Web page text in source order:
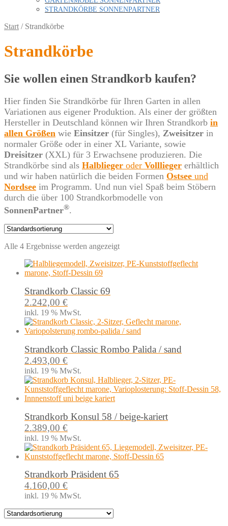
STRANDKÖRBE SONNENPARTNER
Start / Strandkörbe
Strandkörbe
Sie wollen einen Strandkorb kaufen?
Hier finden Sie Strandkörbe für Ihren Garten in allen
Variationen aus eigener Produktion. Als einer der größten
Hersteller in Deutschland können wir Ihren Strandkorb in
allen Größen wie Einsitzer (für Singles), Zweisitzer in
normaler Größe oder in einer XL Variante, sowie
Dreisitzer (XXL) für 3 Erwachsene produzieren. Die
Strandkörbe sind als Halblieger oder Volllieger erhältlich
und wir haben natürlich die beiden Formen Ostsee und
Nordsee im Programm. Und nun viel Spaß beim Stöbern
durch die über 100 Strandkorbmodelle von
SonnenPartner®.
Alle 4 Ergebnisse werden angezeigt
Strandkorb Classic 69
2.242,00 €
inkl. 19 % MwSt.
Strandkorb Classic Rombo Palida / sand
2.493,00 €
inkl. 19 % MwSt.
Strandkorb Konsul 58 / beige-kariert
2.389,00 €
inkl. 19 % MwSt.
Strandkorb Präsident 65
4.160,00 €
inkl. 19 % MwSt.